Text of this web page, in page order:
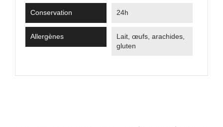
Conservation 24h
Allergènes
Lait, œufs, arachides,
gluten